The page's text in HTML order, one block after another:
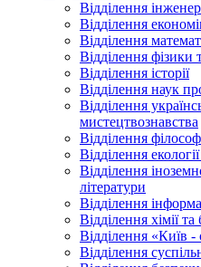
Відділення
Відділення
Відділення
Відділення фізики
Відділення історії
Відділення наук
Відділення
мистецтвознавства
Відділення
Відділення
Відділення
літератури
Відділення
Відділення хімії та
Відділення «Київ -
Відділення